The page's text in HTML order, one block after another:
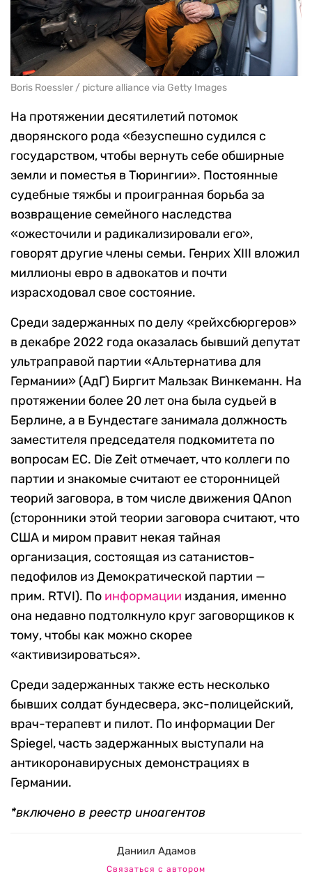
Boris Roessler / picture alliance via Getty Images
На протяжении десятилетий потомок
дворянского рода «безуспешно судился с
государством, чтобы вернуть себе обширные
земли и поместья в Тюрингии». Постоянные
судебные тяжбы и проигранная борьба за
возвращение семейного наследства
«ожесточили и радикализировали его»,
говорят другие члены семьи. Генрих XIII вложил
миллионы евро в адвокатов и почти
израсходовал свое состояние.
Среди задержанных по делу «рейхсбюргеров»
в декабре 2022 года оказалась бывший депутат
ультраправой партии «Альтернатива для
Германии» (АдГ) Биргит Мальзак Винкеманн. На
протяжении более 20 лет она была судьей в
Берлине, а в Бундестаге занимала должность
заместителя председателя подкомитета по
вопросам ЕС. Die Zeit отмечает, что коллеги по
партии и знакомые считают ее сторонницей
теорий заговора, в том числе движения QAnon
(cторонники этой теории заговора считают, что
США и миром правит некая тайная
организация, состоящая из сатанистов-
педофилов из Демократической партии —
прим. RTVI). По информации издания, именно
она недавно подтолкнуло круг заговорщиков к
тому, чтобы как можно скорее
«активизироваться».
Среди задержанных также есть несколько
бывших солдат бундесвера, экс-полицейский,
врач-терапевт и пилот. По информации Der
Spiegel, часть задержанных выступали на
антикоронавирусных демонстрациях в
Германии.
*включено в реестр иноагентов
Даниил Адамов
Связаться с автором